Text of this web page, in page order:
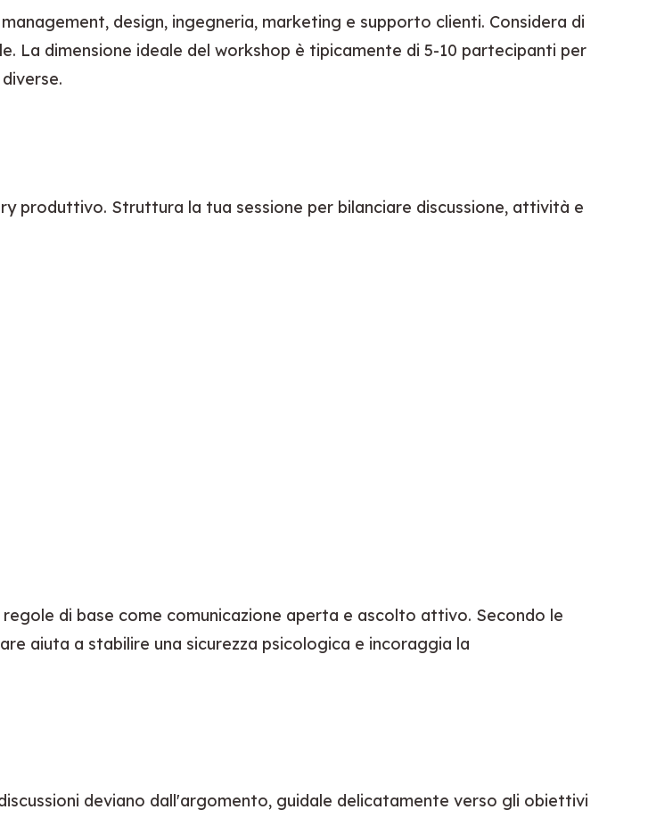
design, ingegneria, marketing e supporto clienti. Considera di
La dimensione ideale del workshop è tipicamente di 5-10 partecipanti per
produttivo. Struttura la tua sessione per bilanciare discussione, attività e
aiuta a stabilire una sicurezza psicologica e incoraggia la
deviano dall'argomento, guidale delicatamente verso gli obiettivi